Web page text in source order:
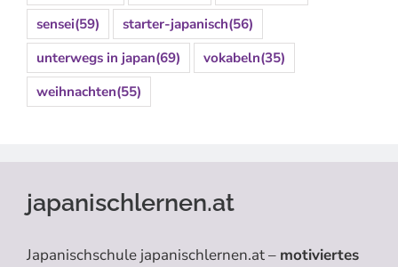
sensei(59) starter-japanisch(56)
unterwegs in japan(69) vokabeln(35)
weihnachten(55)
japanischlernen.at
Japanischschule japanischlernen.at – motiviertes